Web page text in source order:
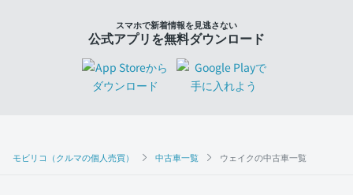
モビリコ（クルマの個人売買） 中古車一覧 ウェイクの中古車一覧
スマホで新着情報を見逃さない
公式アプリを無料ダウンロード